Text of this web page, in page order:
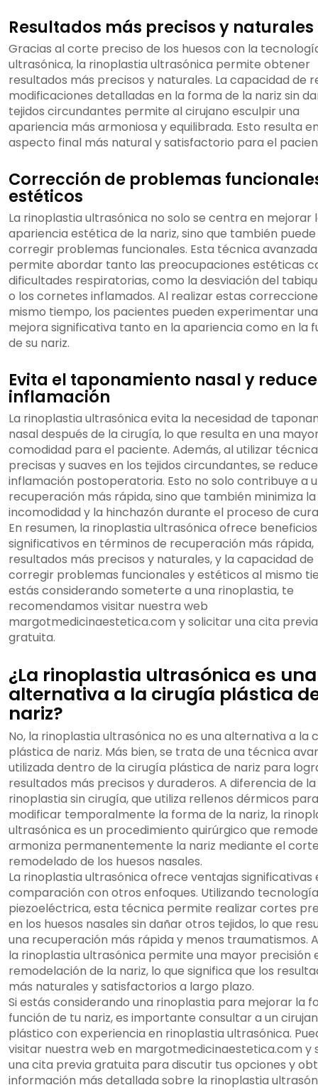
Resultados más precisos y naturales
Gracias al corte preciso de los huesos con la
ultrasónica, la rinoplastia ultrasónica permite obtener
resultados más precisos y naturales. La capacidad de
modificaciones detalladas en la forma de la nariz sin
tejidos circundantes permite al cirujano esculpir una
apariencia más armoniosa y equilibrada. Esto resulta
aspecto final más natural y satisfactorio para el
Corrección de problemas
estéticos
La rinoplastia ultrasónica no solo se centra en mejorar
apariencia estética de la nariz, sino que también puede
corregir problemas funcionales. Esta técnica avanzada
permite abordar tanto las preocupaciones estéticas
dificultades respiratorias, como la desviación del
o los cornetes inflamados. Al realizar estas
mismo tiempo, los pacientes pueden experimentar una
mejora significativa tanto en la apariencia como en la
de su nariz.
Evita el taponamiento nasal y
inflamación
La rinoplastia ultrasónica evita la necesidad de
nasal después de la cirugía, lo que resulta en una
comodidad para el paciente. Además, al utilizar
precisas y suaves en los tejidos circundantes, se
inflamación postoperatoria. Esto no solo contribuye a
recuperación más rápida, sino que también minimiza la
incomodidad y la hinchazón durante el proceso de
En resumen, la rinoplastia ultrasónica ofrece beneficios
significativos en términos de recuperación más rápida,
resultados más precisos y naturales, y la capacidad de
corregir problemas funcionales y estéticos al mismo
estás considerando someterte a una rinoplastia, te
recomendamos visitar nuestra web
margotmedicinaestetica.com y solicitar una cita previa
gratuita.
¿La rinoplastia ultrasónica es una
alternativa a la cirugía plástica
nariz?
No, la rinoplastia ultrasónica no es una alternativa a la
plástica de nariz. Más bien, se trata de una técnica
utilizada dentro de la cirugía plástica de nariz para
resultados más precisos y duraderos. A diferencia de la
rinoplastia sin cirugía, que utiliza rellenos dérmicos para
modificar temporalmente la forma de la nariz, la
ultrasónica es un procedimiento quirúrgico que
armoniza permanentemente la nariz mediante el
remodelado de los huesos nasales.
La rinoplastia ultrasónica ofrece ventajas significativas
comparación con otros enfoques. Utilizando tecnología
piezoeléctrica, esta técnica permite realizar cortes
en los huesos nasales sin dañar otros tejidos, lo que
una recuperación más rápida y menos traumatismos.
la rinoplastia ultrasónica permite una mayor precisión
remodelación de la nariz, lo que significa que los
más naturales y satisfactorios a largo plazo.
Si estás considerando una rinoplastia para mejorar la
función de tu nariz, es importante consultar a un
plástico con experiencia en rinoplastia ultrasónica.
visitar nuestra web en margotmedicinaestetica.com y
una cita previa gratuita para discutir tus opciones y
información más detallada sobre la rinoplastia